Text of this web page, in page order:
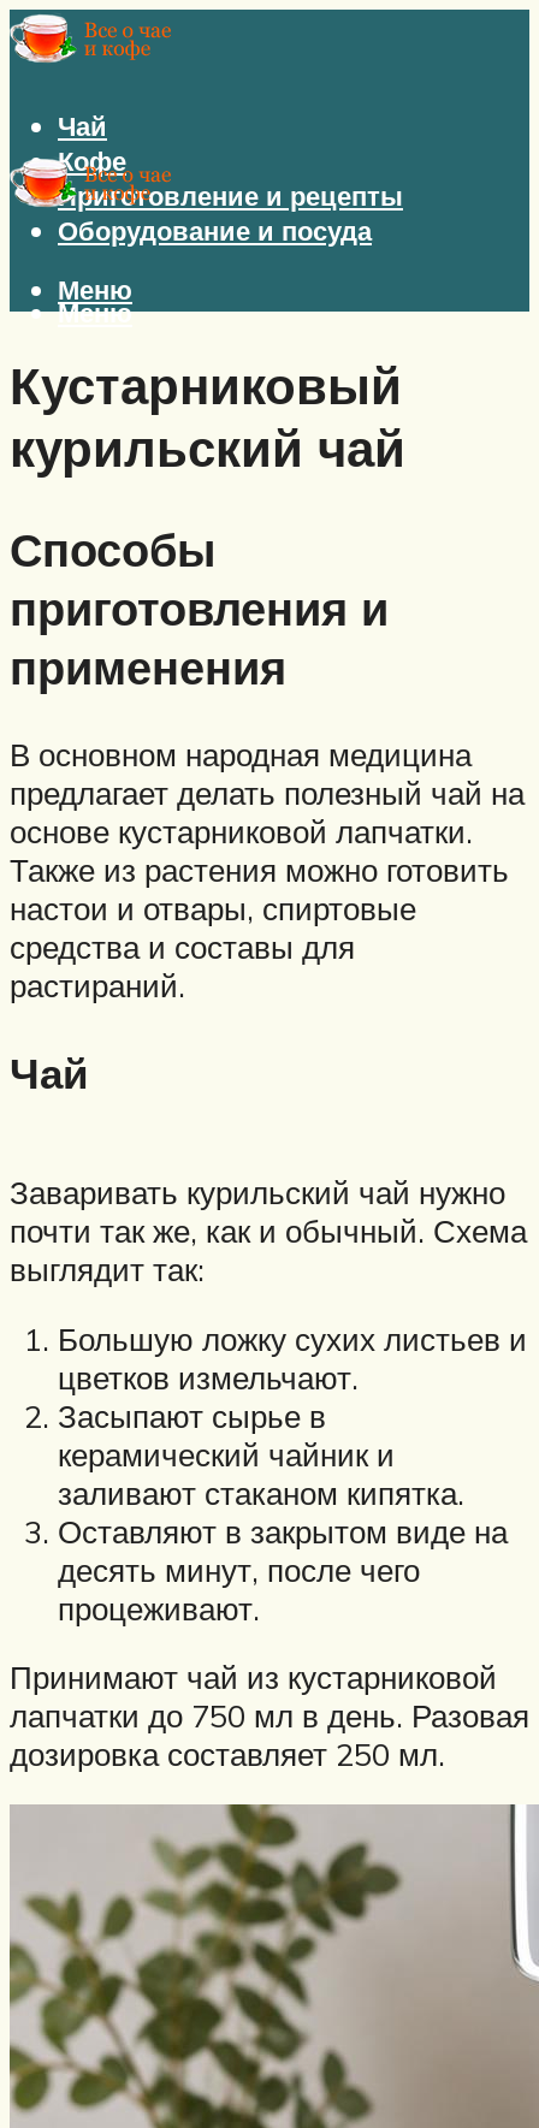
Чай
Кофе
Приготовление и рецепты
Оборудование и посуда
Меню
Меню
Кустарниковый
курильский чай
Способы
приготовления и
применения
В основном народная медицина
предлагает делать полезный чай на
основе кустарниковой лапчатки.
Также из растения можно готовить
настои и отвары, спиртовые
средства и составы для
растираний.
Чай
Заваривать курильский чай нужно
почти так же, как и обычный. Схема
выглядит так:
Большую ложку сухих листьев и
цветков измельчают.
Засыпают сырье в
керамический чайник и
заливают стаканом кипятка.
Оставляют в закрытом виде на
десять минут, после чего
процеживают.
Принимают чай из кустарниковой
лапчатки до 750 мл в день. Разовая
дозировка составляет 250 мл.